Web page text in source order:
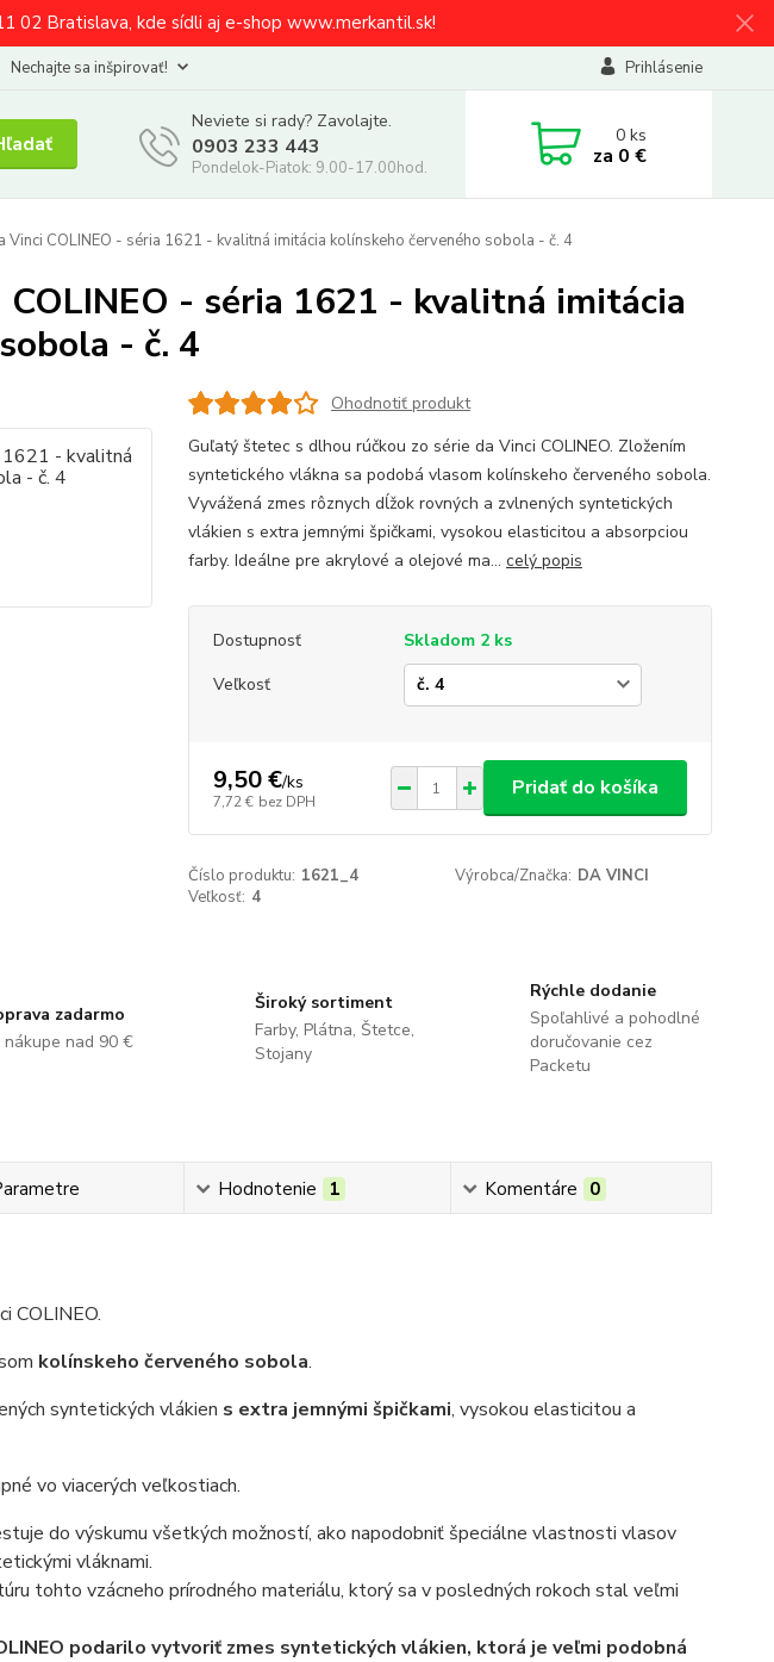
02 Bratislava, kde sídli aj e-shop www.merkantil.sk!
Nechajte sa inšpirovať! Prihlásenie
Neviete si rady? Zavolajte.
0903 233 443
Pondelok-Piatok: 9.00-17.00hod.
0ks
za 0 €
Vinci COLINEO - séria 1621 - kvalitná imitácia kolínskeho červeného sobola - č. 4
- séria 1621 - kvalitná imitácia
- č. 4
Ohodnotiť produkt
Guľatý štetec s dlhou rúčkou zo série da Vinci COLINEO. Zložením
syntetického vlákna sa podobá vlasom kolínskeho červeného sobola.
Vyvážená zmes rôznych dĺžok rovných a zvlnených syntetických
vlákien s extra jemnými špičkami, vysokou elasticitou a absorpciou
farby. Ideálne pre akrylové a olejové ma... celý popis
Dostupnosť
Skladom 2 ks
Veľkosť
9,50 €/ks
7,72 € bez DPH
Pridať do košíka
Číslo produktu: 1621_4 Výrobca/Značka: DA VINCI
Veľkosť: 4
zadarmo
nákupe nad 90 €
Široký sortiment
Farby, Plátna, Štetce,
Stojany
Rýchle dodanie
Spoľahlivé a pohodlné
doručovanie cez
Packetu
Hodnotenie 1 Komentáre 0
COLINEO.
kolínskeho červeného sobola.
syntetických vlákien s extra jemnými špičkami, vysokou elasticitou a
vo viacerých veľkostiach.
do výskumu všetkých možností, ako napodobniť špeciálne vlastnosti vlasov
vláknami.
tohto vzácneho prírodného materiálu, ktorý sa v posledných rokoch stal veľmi
podarilo vytvoriť zmes syntetických vlákien, ktorá je veľmi podobná